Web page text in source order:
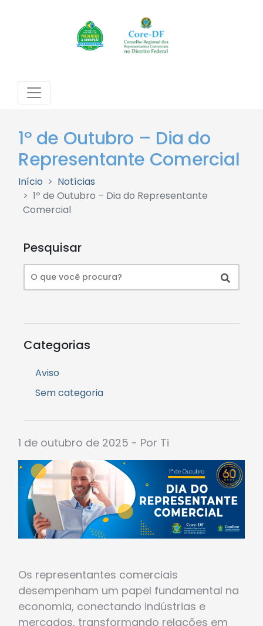
1º de Outubro – Dia do
Representante Comercial
Início
Notícias
1º de Outubro – Dia do Representante
Comercial
1 de outubro de 2025 - Por Ti
Os representantes comerciais
desempenham um papel fundamental na
economia, conectando indústrias e
mercados, transformando relações em
Pesquisar
Categorias
Aviso
Sem categoria